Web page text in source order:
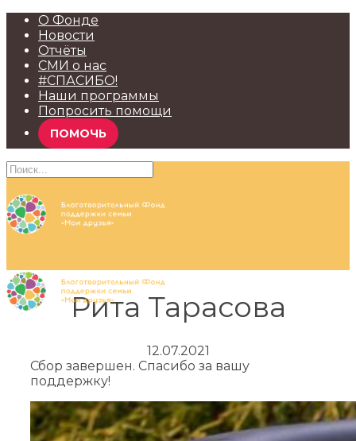
О Фонде
Новости
Отчёты
СМИ о нас
#СПАСИБО!
Наши программы
Попросить помощи
ПОМОЧЬ
Рита Тарасова
12.07.2021
Сбор завершен. Спасибо за вашу
поддержку!